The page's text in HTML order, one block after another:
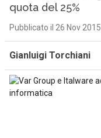
quota del 25%
Pubblicato il 26 Nov 2015
Gianluigi Torchiani